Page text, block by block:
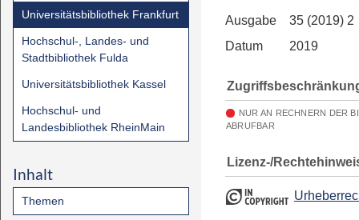
Universitätsbibliothek Frankfurt
Hochschul-, Landes- und
Stadtbibliothek Fulda
Universitätsbibliothek Kassel
Hochschul- und
Landesbibliothek RheinMain
Inhalt
Themen
Ausgabe
35 (2019) 2
Datum
2019
NUR AN RECHNERN DER
ABRUFBAR
Lizenz-/